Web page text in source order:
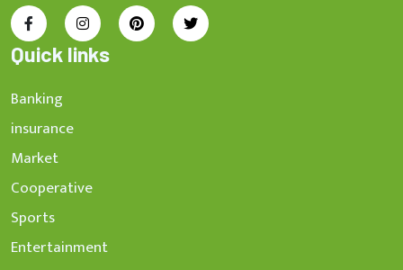
Quick links
Banking
insurance
Market
Cooperative
Sports
Entertainment